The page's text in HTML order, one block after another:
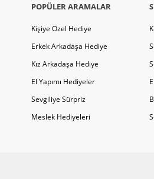
POPÜLER ARAMALAR
Kişiye Özel Hediye
Erkek Arkadaşa Hediye
Kız Arkadaşa Hediye
El Yapımı Hediyeler
Sevgiliye Sürpriz
Meslek Hediyeleri